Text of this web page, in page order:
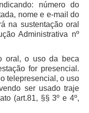
e Ciência de
Grau
de Magistrados e
número do
nome e e-mail do
na sustentação oral
Administrativa nº
oral, o uso da beca
for presencial.
telepresencial, o uso
ser usado traje
(art.81, §§ 3º e 4º,